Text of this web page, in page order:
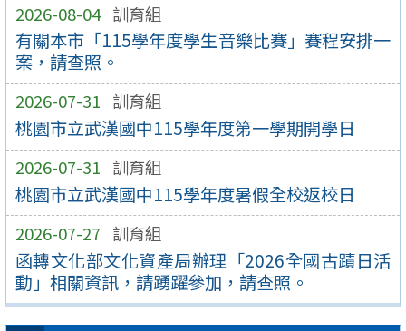
2026-08-04 訓育組
有關本市「115學年度學生音樂比賽」賽程安排一
案，請查照。
2026-07-31 訓育組
桃園市立武漢國中115學年度第一學期開學日
2026-07-31 訓育組
桃園市立武漢國中115學年度暑假全校返校日
2026-07-27 訓育組
函轉文化部文化資產局辦理「2026全國古蹟日活
動」相關資訊，請踴躍參加，請查照。